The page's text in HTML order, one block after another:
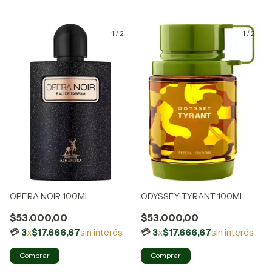
1 /2
OPERA NOIR 100ML
$53.000,00
3x$17.666,67sin interés
1 /2
ODYSSEY TYRANT 100ML
$53.000,00
3x$17.666,67sin interés